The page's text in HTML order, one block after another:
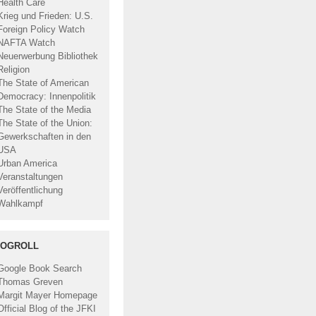
Care
und Frieden: U.S.
Policy Watch
Watch
Bibliothek
State of American
Innenpolitik
State of the Media
State of the Union:
in den
America
Book Search
Greven
Mayer Homepage
Blog of the JFKI